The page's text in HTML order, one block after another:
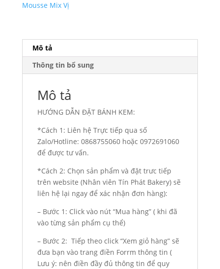
Mousse Mix Vị
Mô tả
Thông tin bổ sung
Mô tả
HƯỚNG DẪN ĐẶT BÁNH KEM:
*Cách 1: Liên hệ Trực tiếp qua số
Zalo/Hotline: 0868755060 hoặc 0972691060
để được tư vấn.
*Cách 2: Chọn sản phẩm và đặt trưc tiếp
trên website (Nhân viên Tín Phát Bakery) sẽ
liên hệ lại ngay để xác nhận đơn hàng):
– Bước 1: Click vào nút “Mua hàng” ( khi đã
vào từng sản phẩm cụ thể)
– Bước 2: Tiếp theo click “Xem giỏ hàng” sẽ
đưa bạn vào trang điền Forrm thông tin (
Lưu ý: nên điền đầy đủ thông tin để quy